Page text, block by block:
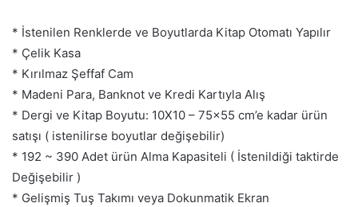
* İstenilen Renklerde ve Boyutlarda Kitap Otomatı Yapılır
* Çelik Kasa
* Kırılmaz Şeffaf Cam
* Madeni Para, Banknot ve Kredi Kartıyla Alış
* Dergi ve Kitap Boyutu: 10X10 – 75×55 cm’e kadar ürün
satışı ( istenilirse boyutlar değişebilir)
* 192 ~ 390 Adet ürün Alma Kapasiteli ( İstenildiği taktirde
Değişebilir )
* Gelişmiş Tuş Takımı veya Dokunmatik Ekran